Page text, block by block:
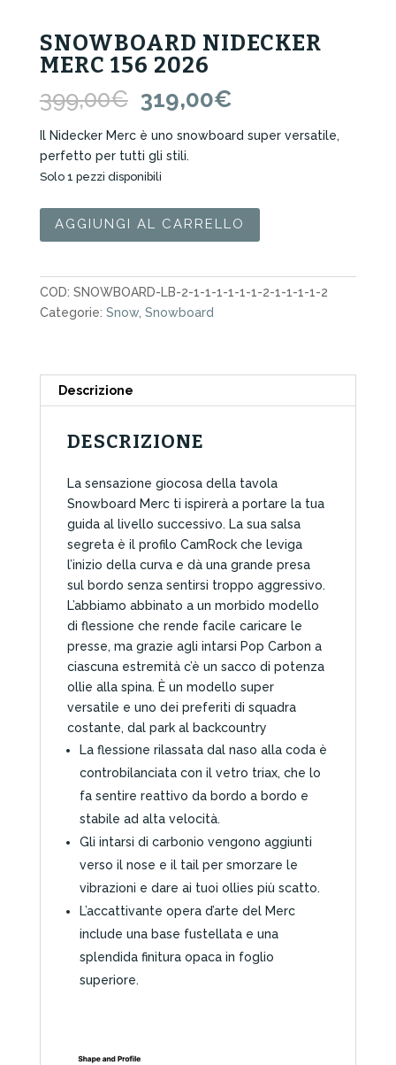
SNOWBOARD NIDECKER
MERC 156 2026
399,00€ Il
prezzo
originale
era:
399,00€.
319,00€
attuale
Il Nidecker Merc è uno snowboard super versatile,
perfetto per tutti gli stili.
Solo 1 pezzi disponibili
Snowboard
Nidecker
156
2026
quantità
AGGIUNGI AL CARRELLO
COD: SNOWBOARD-LB-2-1-1-1-1-1-1-2-1-1-1-1-2
Categorie: Snow, Snowboard
Descrizione
DESCRIZIONE
La sensazione giocosa della tavola
Snowboard Merc ti ispirerà a portare la tua
guida al livello successivo. La sua salsa
segreta è il profilo CamRock che leviga
l’inizio della curva e dà una grande presa
sul bordo senza sentirsi troppo aggressivo.
L’abbiamo abbinato a un morbido modello
di flessione che rende facile caricare le
presse, ma grazie agli intarsi Pop Carbon a
ciascuna estremità c’è un sacco di potenza
ollie alla spina. È un modello super
versatile e uno dei preferiti di squadra
costante, dal park al backcountry
La flessione rilassata dal naso alla coda è
controbilanciata con il vetro triax, che lo
fa sentire reattivo da bordo a bordo e
stabile ad alta velocità.
Gli intarsi di carbonio vengono aggiunti
verso il nose e il tail per smorzare le
vibrazioni e dare ai tuoi ollies più scatto.
L’accattivante opera d’arte del Merc
include una base fustellata e una
splendida finitura opaca in foglio
superiore.